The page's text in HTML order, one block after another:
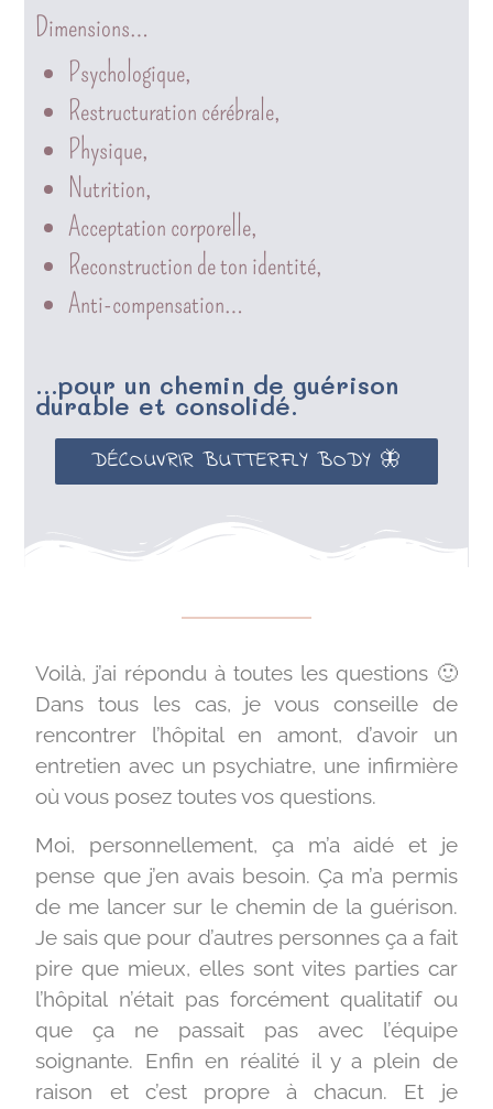
Dimensions…
Psychologique,
Restructuration cérébrale,
Physique,
Nutrition,
Acceptation corporelle,
Reconstruction de ton identité,
Anti-compensation…
...pour un chemin de guérison
durable et consolidé.
DÉCOUVRIR BUTTERFLY BODY 🦋
Voilà, j’ai répondu à toutes les questions 🙂
Dans tous les cas, je vous conseille de
rencontrer l’hôpital en amont, d’avoir un
entretien avec un psychiatre, une infirmière
où vous posez toutes vos questions.
Moi, personnellement, ça m’a aidé et je
pense que j’en avais besoin. Ça m’a permis
de me lancer sur le chemin de la guérison.
Je sais que pour d’autres personnes ça a fait
pire que mieux, elles sont vites parties car
l’hôpital n’était pas forcément qualitatif ou
que ça ne passait pas avec l’équipe
soignante. Enfin en réalité il y a plein de
raison et c’est propre à chacun. Et je